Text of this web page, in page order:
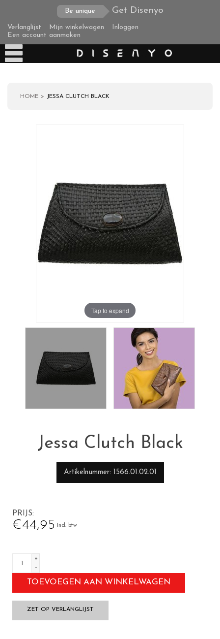
Be unique Get Disenyo
Verlanglijst Mijn winkelwagen
Inloggen
Een account aanmaken
Zakelijke klanten
HOME JESSA CLUTCH BLACK
Tap to expand
Jessa Clutch Black
Artikelnummer 1566.01.02.01
PRIJS
€44,95 Incl. btw
+
-
TOEVOEGEN AAN WINKELWAGEN
ZET OP VERLANGLIJST